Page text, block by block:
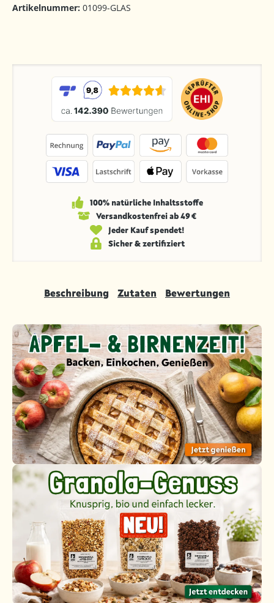
Artikelnummer: 01099-GLAS
100% natürliche Inhaltsstoffe
Versandkosten­frei ab 49 €
Jeder Kauf spendet!
Sicher & zertifiziert
Beschreibung Zutaten Bewertungen